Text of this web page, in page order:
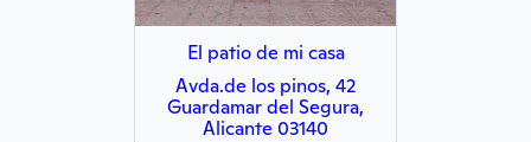
El patio de mi casa
Avda.de los pinos, 42
Guardamar del Segura,
Alicante 03140